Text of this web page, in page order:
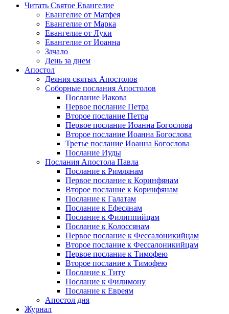
Читать Святое Евангелие
Евангелие от Матфея
Евангелие от Марка
Евангелие от Луки
Евангелие от Иоанна
Зачало
День за днем
Апостол
Деяния святых Апостолов
Соборные послания Апостолов
Послание Иакова
Первое послание Петра
Второе послание Петра
Первое послание Иоанна Богослова
Второе послание Иоанна Богослова
Третье послание Иоанна Богослова
Послание Иуды
Послания Апостола Павла
Послание к Римлянам
Первое послание к Коринфянам
Второе послание к Коринфянам
Послание к Галатам
Послание к Ефесянам
Послание к Филиппийцам
Послание к Колоссянам
Первое послание к Фессалоникийцам
Второе послание к Фессалоникийцам
Первое послание к Тимофею
Второе послание к Тимофею
Послание к Титу
Послание к Филимону
Послание к Евреям
Апостол дня
Журнал